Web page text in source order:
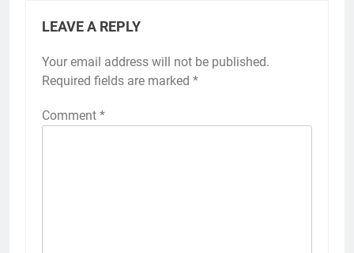
LEAVE A REPLY
Your email address will not be published.
Required fields are marked *
Comment *